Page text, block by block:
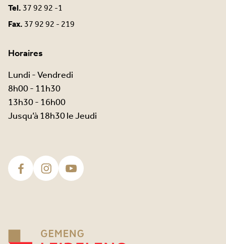
Tel.37 92 92 -1
Fax.37 92 92 - 219
Horaires
Lundi - Vendredi
8h00 - 11h30
13h30 - 16h00
Jusqu’à 18h30 le Jeudi